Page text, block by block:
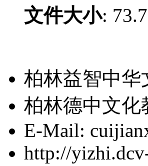
文件大小:
柏林益智中华
柏林德中文化
E-Mail:
http://